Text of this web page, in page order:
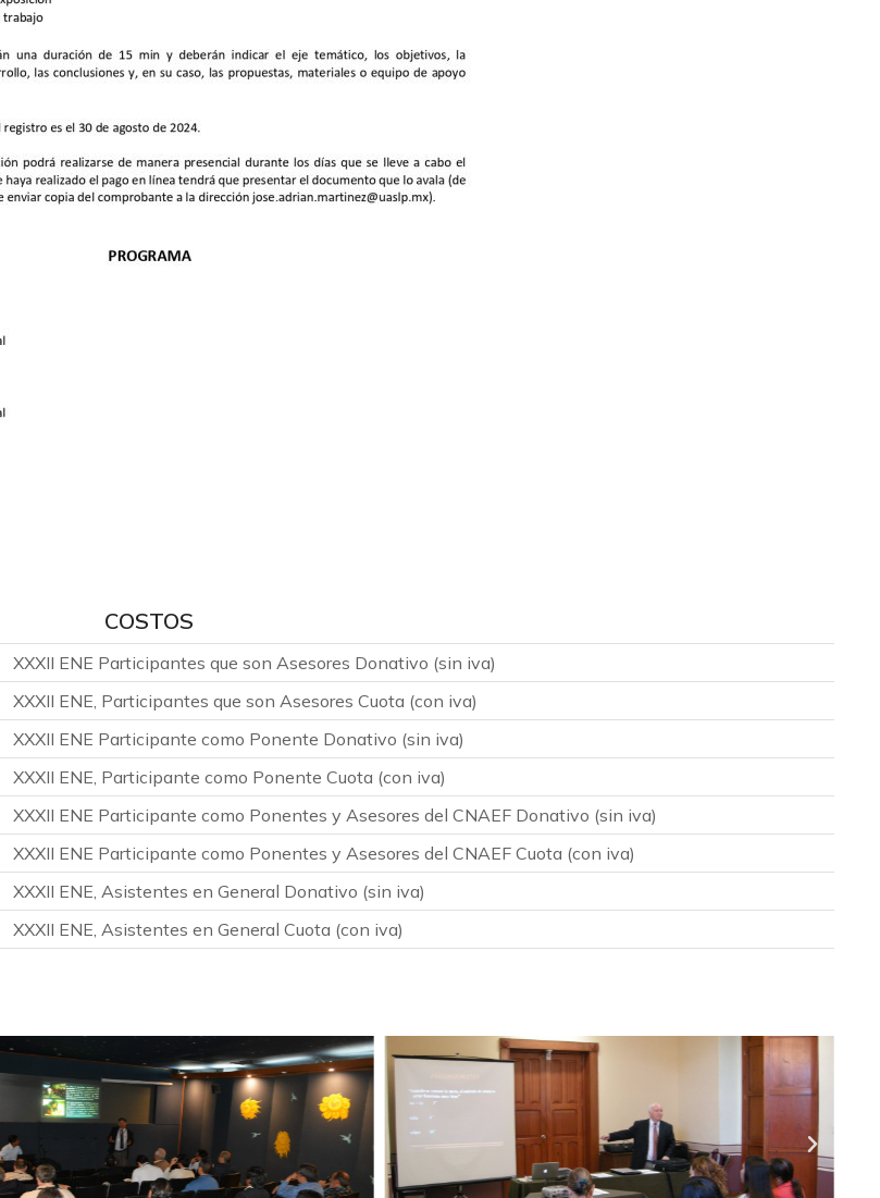
COSTOS
XXXII ENE Participantes que son Asesores Donativo (sin iva)
XXXII ENE, Participantes que son Asesores Cuota (con iva)
XXXII ENE Participante como Ponente Donativo (sin iva)
XXXII ENE, Participante como Ponente Cuota (con iva)
XXXII ENE Participante como Ponentes y Asesores del CNAEF Donativo (sin iva)
XXXII ENE Participante como Ponentes y Asesores del CNAEF Cuota (con iva)
XXXII ENE, Asistentes en General Donativo (sin iva)
XXXII ENE, Asistentes en General Cuota (con iva)